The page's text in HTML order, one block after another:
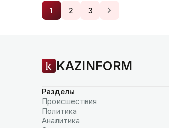
1 2 3
KAZINFORM
Разделы
Происшествия
Политика
Аналитика